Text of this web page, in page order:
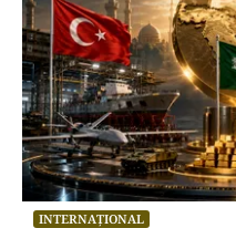
INTERNAȚIONAL